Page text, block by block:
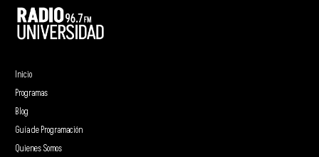
Inicio
Programas
Blog
Guía de Programación
Quienes Somos